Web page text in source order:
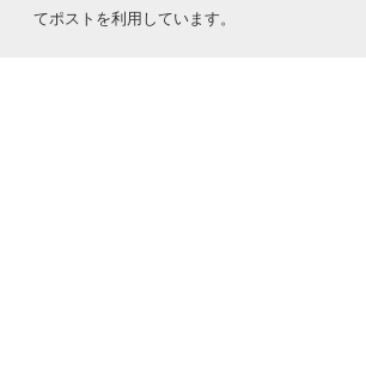
てポストを利用しています。